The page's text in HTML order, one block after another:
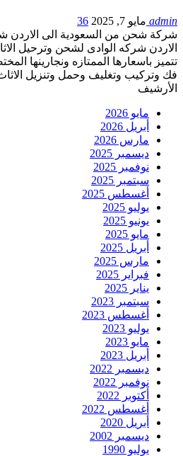
admin مايو 7, 2025
36
شركة شحن من السعودية الى الاردن
الاردن شركه الوادى لشحن وترحيل
تتميز باسعارها الممتازه ونجارينها
فك وتركيب وتغليف وحمل وتنزيل
الأرشيف
مايو 2026
أبريل 2026
مارس 2026
ديسمبر 2025
نوفمبر 2025
سبتمبر 2025
أغسطس 2025
يوليو 2025
يونيو 2025
مايو 2025
أبريل 2025
مارس 2025
فبراير 2025
يناير 2025
سبتمبر 2023
أغسطس 2023
يوليو 2023
مايو 2023
أبريل 2023
ديسمبر 2022
نوفمبر 2022
أكتوبر 2022
أغسطس 2022
أبريل 2020
ديسمبر 2002
يوليو 1990